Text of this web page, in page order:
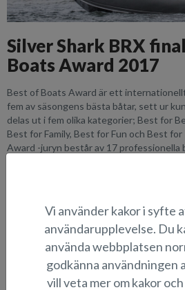
Silver Shark BRX
Boats Award 2017
Best of Boats Award är ett
fem av säsongens bästa båtar, sett ur
delas ut i fem olika kategorier; Best for
Best for Family, Best for Fun och Best
Award -juryn består av 17
Vi är ytterst stolta över att kunna
2017, Shark BRX, har tagit sig till final i
bästa båt för fritidsfiskare). Shark BRX
båtmodeller i fiskebåtskategorin, och
Vinnarna i de fem olika kategorierna
Boot & Fun -båtmässan.
Vi använder kakor i syfte
användarupplevelse. Du
använda webbplatsen
godkänna användningen
vill veta mer om kakor